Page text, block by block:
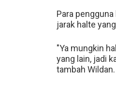
Para
jarak halte
"Ya mungkin
yang lain, jadi
tambah Wildan.